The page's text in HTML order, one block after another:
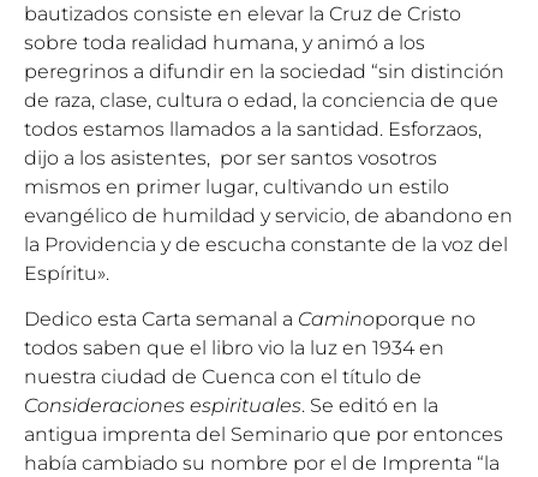
bautizados consiste en elevar la Cruz de Cristo
sobre toda realidad humana, y animó a los
peregrinos a difundir en la sociedad “sin distinción
de raza, clase, cultura o edad, la conciencia de que
todos estamos llamados a la santidad. Esforzaos,
dijo a los asistentes, por ser santos vosotros
mismos en primer lugar, cultivando un estilo
evangélico de humildad y servicio, de abandono en
la Providencia y de escucha constante de la voz del
Espíritu».
Dedico esta Carta semanal a Caminoporque no
todos saben que el libro vio la luz en 1934 en
nuestra ciudad de Cuenca con el título de
Consideraciones espirituales. Se editó en la
antigua imprenta del Seminario que por entonces
había cambiado su nombre por el de Imprenta “la